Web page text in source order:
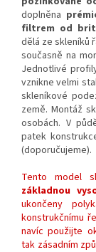
doplněna
filtrem od
dělá ze skleníků
současně na
Jednotlivé
vznikne velmi
skleníkové
země. Montáž
osobách. V
patek
(doporučujeme).
Tento model
základnou
ukončeny
konstrukčnímu
navíc použijte
tak zásadním